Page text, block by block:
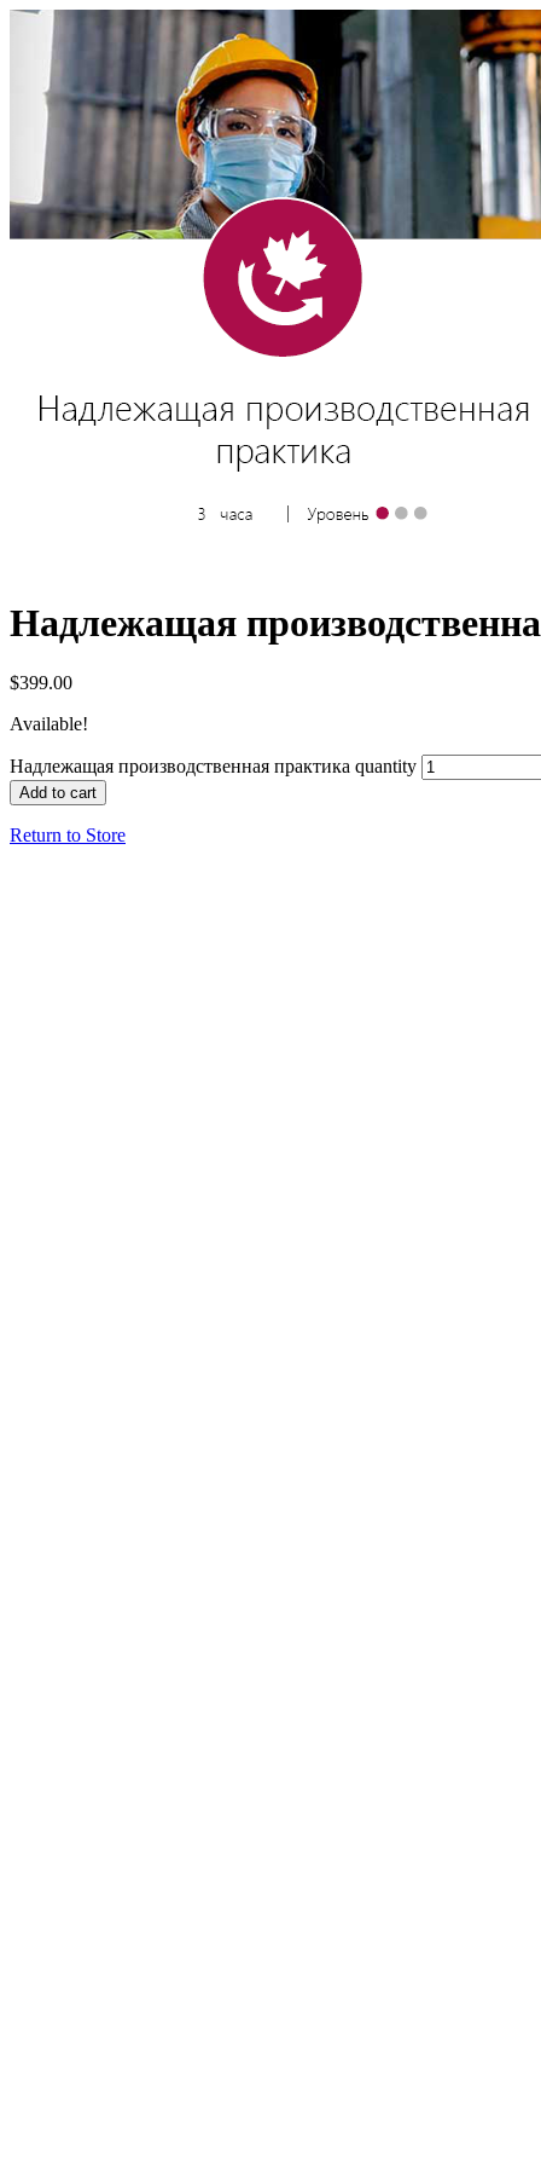
Надлежащая
$399.00
Available!
Надлежащая производственная практика quantity
Add to cart
Return to Store